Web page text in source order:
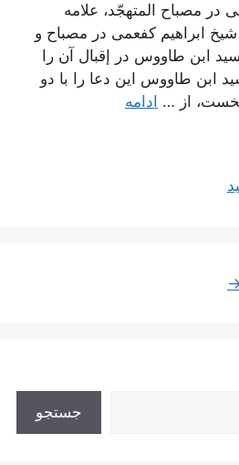
مصباح المتهجّد، علامه
ابراهیم کفعمی در مصباح و
سید ابن طاووس در إقبال آن را
ابن طاووس این دعا را با دو
از …
ادامه
جستجو